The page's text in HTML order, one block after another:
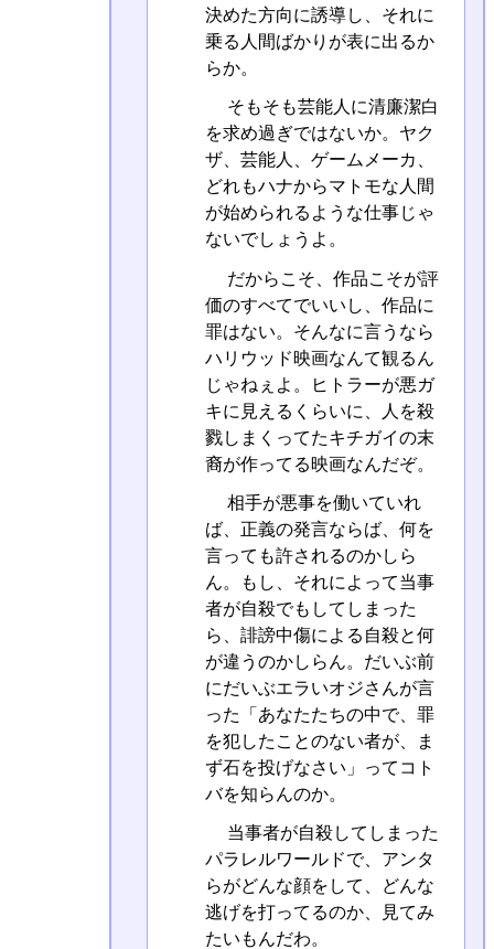
決めた方向に誘導し、それに
乗る人間ばかりが表に出るか
らか。
そもそも芸能人に清廉潔白
を求め過ぎではないか。ヤク
ザ、芸能人、ゲームメーカ、
どれもハナからマトモな人間
が始められるような仕事じゃ
ないでしょうよ。
だからこそ、作品こそが評
価のすべてでいいし、作品に
罪はない。そんなに言うなら
ハリウッド映画なんて観るん
じゃねぇよ。ヒトラーが悪ガ
キに見えるくらいに、人を殺
戮しまくってたキチガイの末
裔が作ってる映画なんだぞ。
相手が悪事を働いていれ
ば、正義の発言ならば、何を
言っても許されるのかしら
ん。もし、それによって当事
者が自殺でもしてしまった
ら、誹謗中傷による自殺と何
が違うのかしらん。だいぶ前
にだいぶエラいオジさんが言
った「あなたたちの中で、罪
を犯したことのない者が、ま
ず石を投げなさい」ってコト
バを知らんのか。
当事者が自殺してしまった
パラレルワールドで、アンタ
らがどんな顔をして、どんな
逃げを打ってるのか、見てみ
たいもんだわ。